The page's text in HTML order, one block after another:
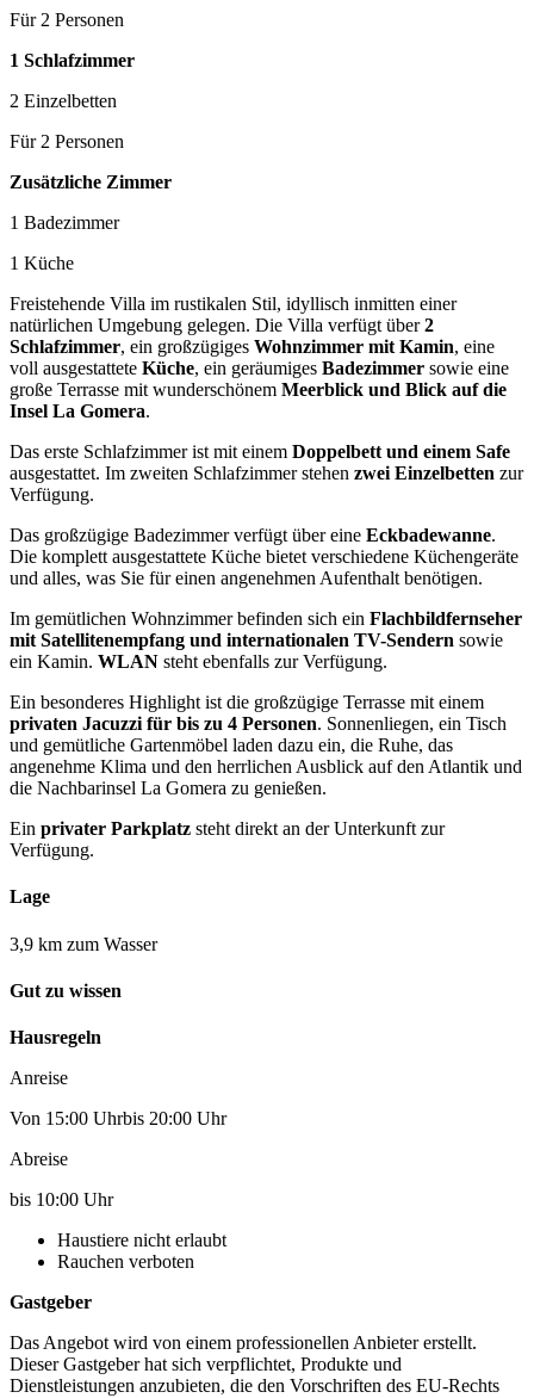
Für 2 Personen
1 Schlafzimmer
2 Einzelbetten
Für 2 Personen
Zusätzliche Zimmer
1 Badezimmer
1 Küche
Freistehende Villa im rustikalen Stil, idyllisch inmitten einer
natürlichen Umgebung gelegen. Die Villa verfügt über2
Schlafzimmer, ein großzügiges Wohnzimmer mit Kamin, eine
voll ausgestattete Küche, ein geräumiges Badezimmer sowie eine
große Terrasse mit wunderschönem Meerblick und Blick auf die
Insel La Gomera.
Das erste Schlafzimmer ist mit einem Doppelbett und einem Safe
ausgestattet. Im zweiten Schlafzimmer stehen zwei Einzelbetten zur
Verfügung.
Das großzügige Badezimmer verfügt über eine Eckbadewanne.
Die komplett ausgestattete Küche bietet verschiedene Küchengeräte
und alles, was Sie für einen angenehmen Aufenthalt benötigen.
Im gemütlichen Wohnzimmer befinden sich ein Flachbildfernseher
mit Satellitenempfang und internationalen TV-Sendern sowie
ein Kamin. WLAN steht ebenfalls zur Verfügung.
Ein besonderes Highlight ist die großzügige Terrasse mit einem
privaten Jacuzzi für bis zu 4 Personen. Sonnenliegen, ein Tisch
und gemütliche Gartenmöbel laden dazu ein, die Ruhe, das
angenehme Klima und den herrlichen Ausblick auf den Atlantik und
die Nachbarinsel La Gomera zu genießen.
Ein privater Parkplatz steht direkt an der Unterkunft zur
Verfügung.
Lage
3,9 km zum Wasser
Gut zu wissen
Hausregeln
Anreise
Von 15:00 Uhrbis 20:00 Uhr
Abreise
bis 10:00 Uhr
Haustiere nicht erlaubt
Rauchen verboten
Gastgeber
Das Angebot wird von einem professionellen Anbieter erstellt.
Dieser Gastgeber hat sich verpflichtet, Produkte und
Dienstleistungen anzubieten, die den Vorschriften des EU-Rechts